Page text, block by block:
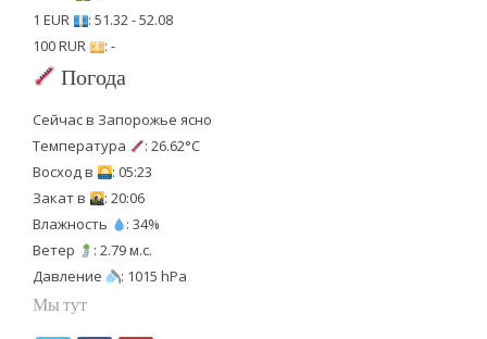
1 EUR
: 51.32 - 52.08
100 RUR
: -
Погода
Сейчас в Запорожье ясно
Температура
: 26.62°C
Восход в
: 05:23
Закат в
: 20:06
Влажность
: 34%
Ветер
: 2.79 м.с.
Давление
: 1015 hPa
Мы тут